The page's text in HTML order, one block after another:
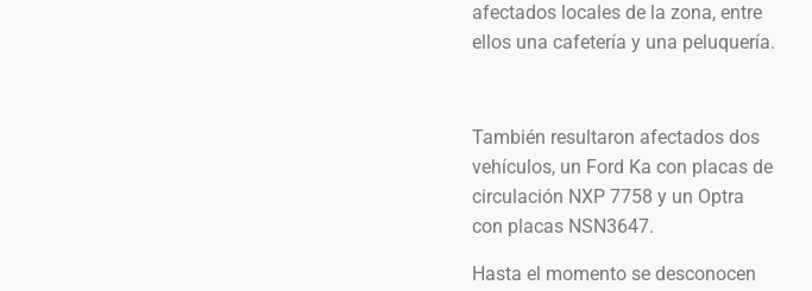
afectados locales de la zona, entre
ellos una cafetería y una peluquería.
También resultaron afectados dos
vehículos, un Ford Ka con placas de
circulación NXP 7758 y un Optra
con placas NSN3647.
Hasta el momento se desconocen